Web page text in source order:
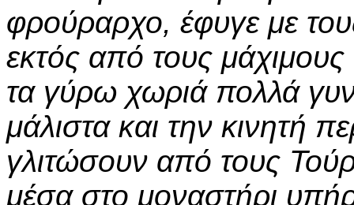
φρούραρχο, έφυγε με
εκτός από τους
τα γύρω χωριά πολλά
μάλιστα και την κινητή
γλιτώσουν από τους
μέσα στο μοναστήρι